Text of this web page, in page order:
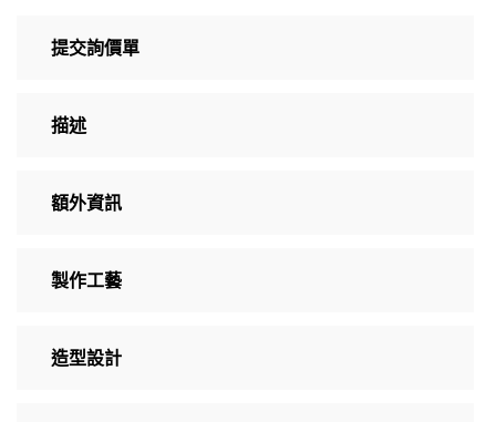
提交詢價單
描述
額外資訊
製作工藝
造型設計